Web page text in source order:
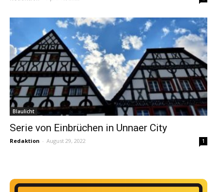
Blaulicht
Serie von Einbrüchen in Unnaer City
Redaktion - August 29, 2022 1